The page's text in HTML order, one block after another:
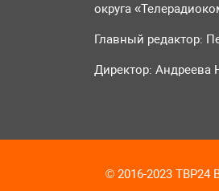
округа
Главный редактор:
Директор: Андреева
© 2016-2023